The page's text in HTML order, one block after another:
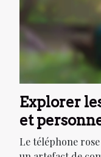
Explorer
et
oriental
Le téléphone